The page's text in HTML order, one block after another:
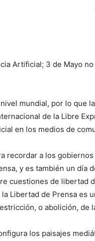
Artificial; 3 de Mayo no
mundial, por lo que la
de la Libre
en los medios de
recordar a los gobiernos
y es también un día
cuestiones de libertad
Libertad de Prensa es
o abolición, de
los paisajes